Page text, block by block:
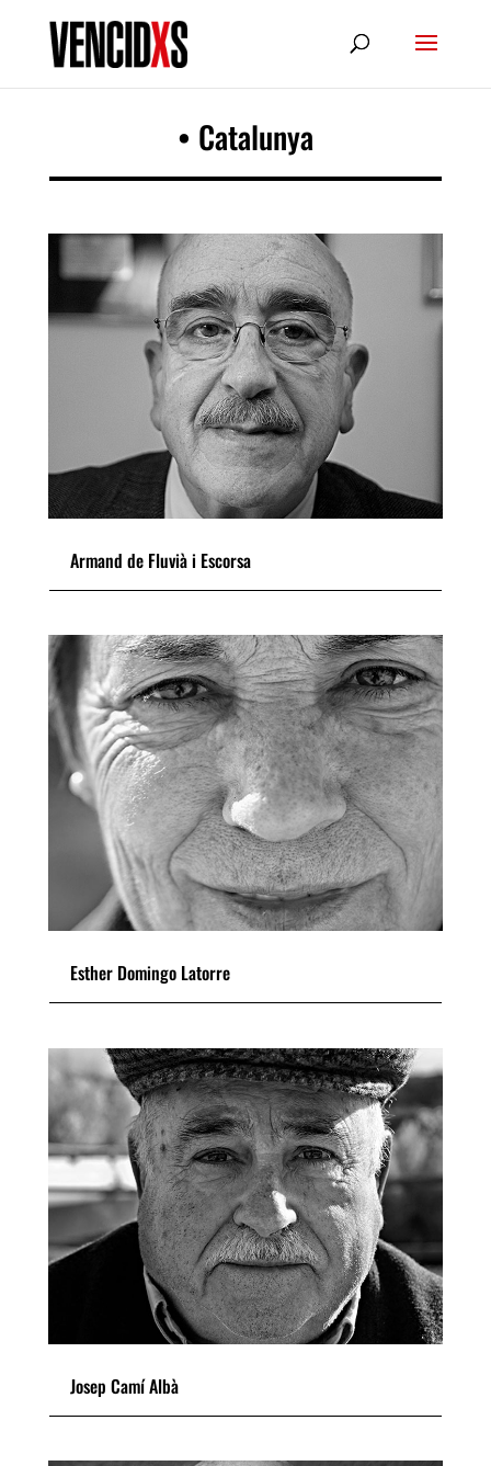
• Catalunya
Armand de Fluvià i Escorsa
Esther Domingo Latorre
Josep Camí Albà